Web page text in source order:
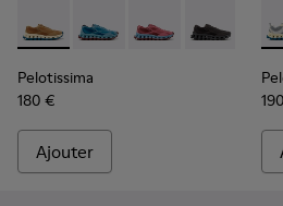
Pelotissima - K101109-007 -
Pelotissima - K101109-011
Pelotissima -Pelotissima
Pelotissima
180 €
Ajouter